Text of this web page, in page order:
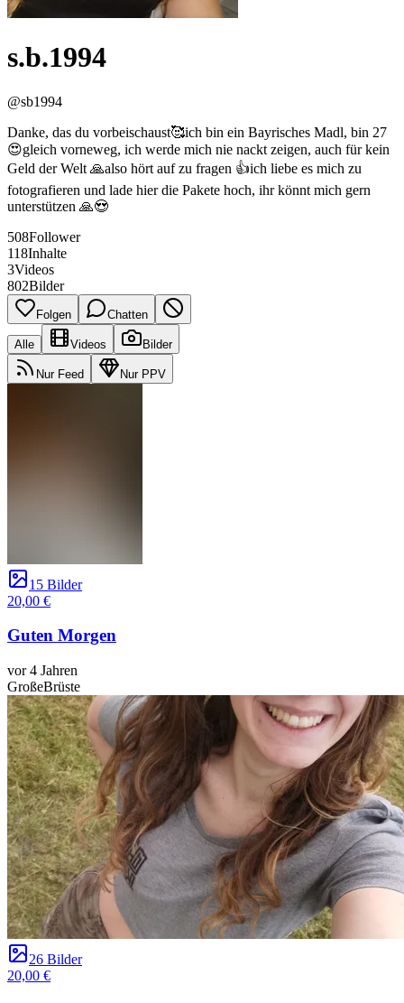
s.b.1994
@sb1994
Danke, das du vorbeischaust🥰ich bin ein Bayrisches Madl, bin 27
😍gleich vorneweg, ich werde mich nie nackt zeigen, auch für kein
Geld der Welt 🙏also hört auf zu fragen 👍ich liebe es mich zu
fotografieren und lade hier die Pakete hoch, ihr könnt mich gern
unterstützen 🙏😍
508Follower
118Inhalte
3Videos
802Bilder
Folgen Chatten
Alle Videos Bilder
Nur Feed Nur PPV
15 Bilder
20,00 €
Guten Morgen
vor 4 Jahren
GroßeBrüste
26 Bilder
20,00 €